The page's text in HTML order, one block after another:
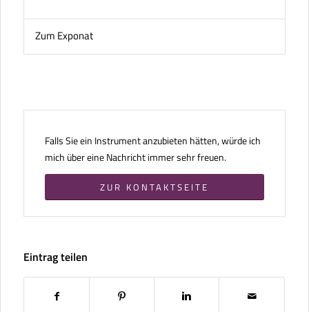
Zum Exponat
Falls Sie ein Instrument anzubieten hätten, würde ich
mich über eine Nachricht immer sehr freuen.
ZUR KONTAKTSEITE
Eintrag teilen